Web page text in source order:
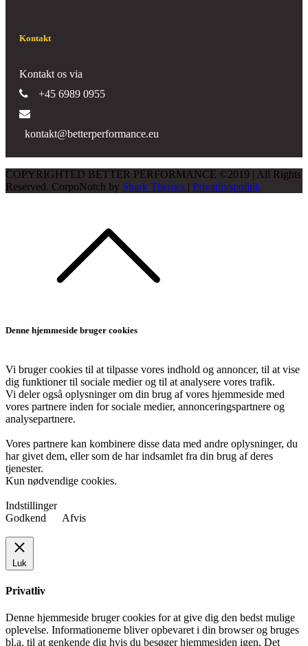
Kontakt
Kontakt os via
+45 6989 0955
kontakt@betterperformance.eu
COPYRIGHTED BETTER PERFORMANCE ©2019 | All Rights
Reserved. CorpoNotch by Shark Themes | Privatlivspolitik
Denne hjemmeside bruger cookies
Vi bruger cookies til at tilpasse vores indhold og annoncer, til at vise
dig funktioner til sociale medier og til at analysere vores trafik.
Vi deler også oplysninger om din brug af vores hjemmeside med
vores partnere inden for sociale medier, annonceringspartnere og
analysepartnere.
Vores partnere kan kombinere disse data med andre oplysninger, du
har givet dem, eller som de har indsamlet fra din brug af deres
tjenester.
Kun nødvendige cookies.
Indstillinger
Godkend
Afvis
Luk
Privatliv
Denne hjemmeside bruger cookies for at give dig den bedst mulige
oplevelse. Informationerne bliver opbevaret i din browser og bruges
bl.a. til at genkende dig hvis du besøger hjemmesiden igen. Det